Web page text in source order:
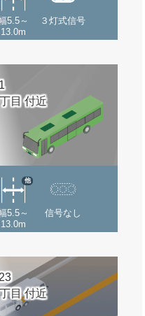
5.5～
13.0m
３灯式信号
目 付近
5.5～
13.0m
他
信号なし
目 付近